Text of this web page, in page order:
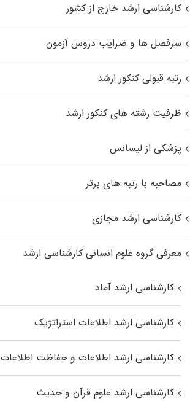
کارشناسی ارشد خارج از کشور
سرفصل ها و ضرایب دروس آزمون
رتبه قبولی کنکور ارشد
ظرفیت رشته های کنکور ارشد
پزشکی از لیسانس
مصاحبه با رتبه های برتر
کارشناسی ارشد مجازی
معرفی گروه علوم انسانی کارشناسی ارشد
کارشناسی ارشد آماد
کارشناسی ارشد اطلاعات استراتژیک
کارشناسی ارشد اطلاعات و حفاظت اطلاعات
کارشناسی ارشد علوم قرآن و حدیث